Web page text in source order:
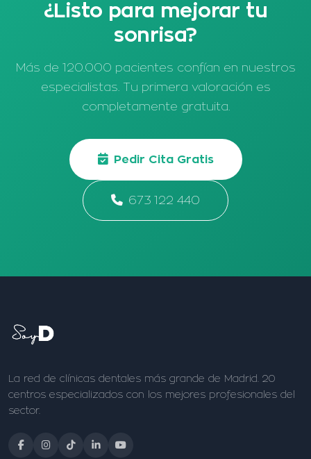
¿Listo para mejorar tu
sonrisa?
Más de 120.000 pacientes confían en nuestros
especialistas. Tu primera valoración es
completamente gratuita.
Pedir Cita Gratis
673 122 440
La red de clínicas dentales más grande de Madrid. 20
centros especializados con los mejores profesionales del
sector.